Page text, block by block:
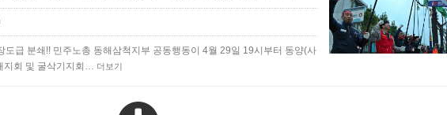
도급 분쇄!! 민주노총 동해삼척지부 공동행동이 4월 29일 19시부터 동양(사
지회 및 굴삭기지회… 더보기